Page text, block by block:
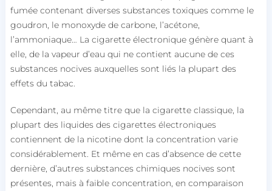
fumée contenant diverses substances toxiques comme le
goudron, le monoxyde de carbone, l’acétone,
l’ammoniaque… La cigarette électronique génère quant à
elle, de la vapeur d’eau qui ne contient aucune de ces
substances nocives auxquelles sont liés la plupart des
effets du tabac.
Cependant, au même titre que la cigarette classique, la
plupart des liquides des cigarettes électroniques
contiennent de la nicotine dont la concentration varie
considérablement. Et même en cas d’absence de cette
dernière, d’autres substances chimiques nocives sont
présentes, mais à faible concentration, en comparaison